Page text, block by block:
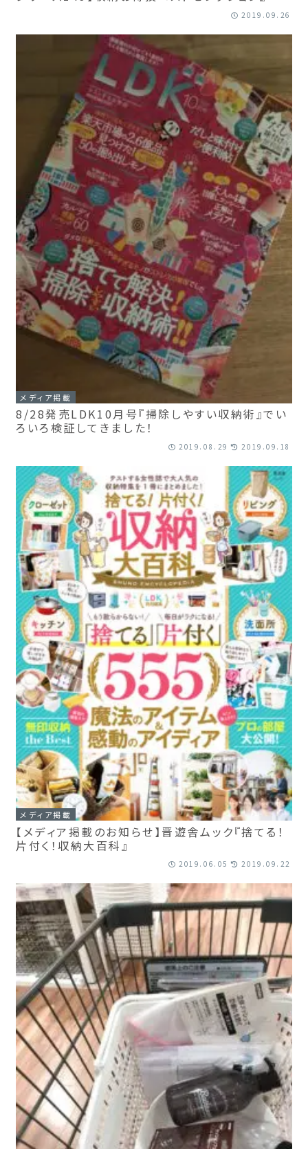
2019.09.26
メディア掲載
8/28発売LDK10月号『掃除しやすい収納術』でい
ろいろ検証してきました！
2019.08.29 2019.09.18
メディア掲載
【メディア掲載のお知らせ】晋遊舎ムック『捨てる！
片付く！収納大百科』
2019.06.05 2019.09.22